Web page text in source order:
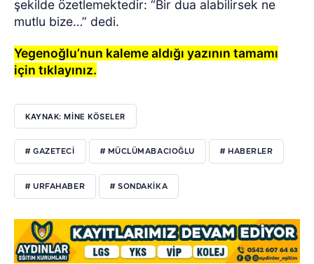
şekilde özetlemektedir: “Bir dua alabilirsek ne
mutlu bize…” dedi.
Yegenoğlu’nun kaleme aldığı yazının tamamı
için tıklayınız.
KAYNAK: MİNE KÖSELER
# GAZETECI # MÜCLÜMABACIOĞLU # HABERLER
# URFAHABER # SONDAKIKA